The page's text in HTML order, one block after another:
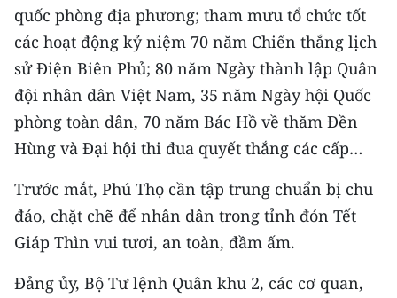
quốc phòng địa phương; tham mưu tổ chức tốt
các hoạt động kỷ niệm 70 năm Chiến thắng lịch
sử Điện Biên Phủ; 80 năm Ngày thành lập Quân
đội nhân dân Việt Nam, 35 năm Ngày hội Quốc
phòng toàn dân, 70 năm Bác Hồ về thăm Đền
Hùng và Đại hội thi đua quyết thắng các cấp…
Trước mắt, Phú Thọ cần tập trung chuẩn bị chu
đáo, chặt chẽ để nhân dân trong tỉnh đón Tết
Giáp Thìn vui tươi, an toàn, đầm ấm.
Đảng ủy, Bộ Tư lệnh Quân khu 2, các cơ quan,